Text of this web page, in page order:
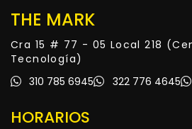
THE MARK
Cra 15 # 77 - 05 Local 218
Tecnología)
310 785 6945
322 776 4645
HORARIOS